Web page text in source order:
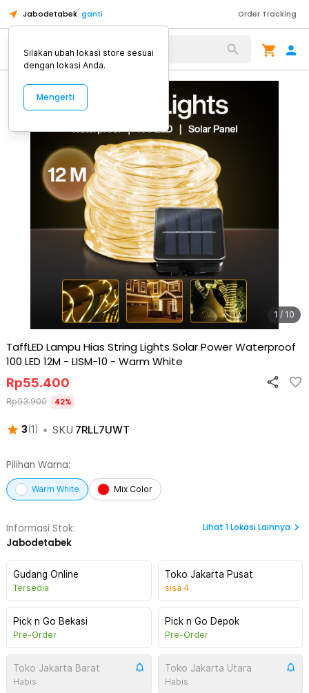
Jabodetabek ganti Order Tracking
Alat Kopi
1 / 10
TaffLED Lampu Hias String Lights Solar Power Waterproof
100 LED 12M - LISM-10 - Warm White
3(1 ) • SKU 7RLL7UWT
Rp55.400
Rp93.900 42%
Pilihan Warna:
Warm White Mix Color
Informasi Stok:
Jabodetabek
Lihat 1Lokasi Lainnya
Gudang Online
Tersedia
Toko Jakarta Pusat
sisa 4
Pick n Go Bekasi
Pre-Order
Pick n Go Depok
Pre-Order
Toko Jakarta Barat
Habis
Toko Jakarta Utara
Habis
Silakan ubah lokasi store sesuai
dengan lokasi Anda.
Mengerti